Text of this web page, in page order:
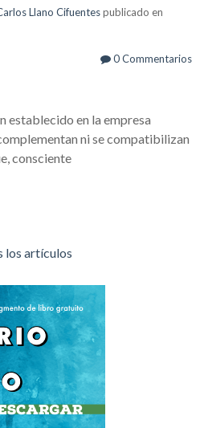
Llano Cifuentespublicado en
0 Commentarios
establecido en la empresa
ni se compatibilizan
consciente
los artículos